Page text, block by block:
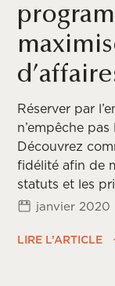
Réserver par
n’empêche
Découvrez
fidélité afin de
statuts et les
d’affaires.
janvier 2020
LIRE L’ARTICLE